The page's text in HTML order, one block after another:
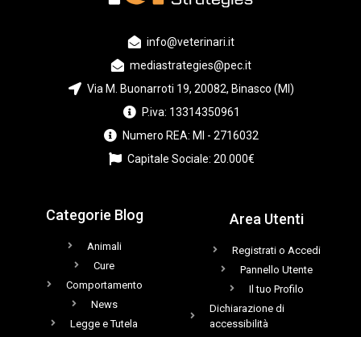
info@veterinari.it
mediastrategies@pec.it
Via M. Buonarroti 19, 20082, Binasco (MI)
P.iva: 13314350961
Numero REA: MI - 2716032
Capitale Sociale: 20.000€
Categorie Blog
Animali
Cure
Comportamento
News
Legge e Tutela
Area Utenti
Registrati o Accedi
Pannello Utente
Il tuo Profilo
Dichiarazione di
accessibilità